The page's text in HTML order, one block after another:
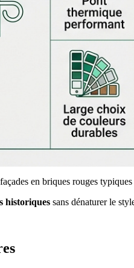
en briques rouges
historiques sans dénaturer le